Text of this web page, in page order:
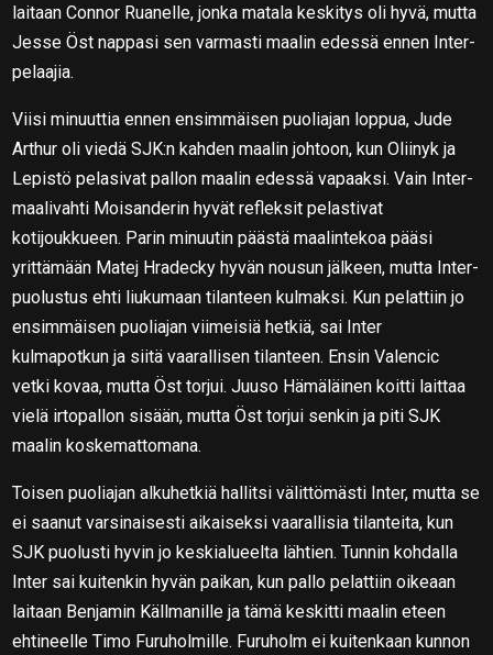
laitaan Connor Ruanelle, jonka matala keskitys oli hyvä, mutta
Jesse Öst nappasi sen varmasti maalin edessä ennen Inter-
pelaajia.
Viisi minuuttia ennen ensimmäisen puoliajan loppua, Jude
Arthur oli viedä SJK:n kahden maalin johtoon, kun Oliinyk ja
Lepistö pelasivat pallon maalin edessä vapaaksi. Vain Inter-
maalivahti Moisanderin hyvät refleksit pelastivat
kotijoukkueen. Parin minuutin päästä maalintekoa pääsi
yrittämään Matej Hradecky hyvän nousun jälkeen, mutta Inter-
puolustus ehti liukumaan tilanteen kulmaksi. Kun pelattiin jo
ensimmäisen puoliajan viimeisiä hetkiä, sai Inter
kulmapotkun ja siitä vaarallisen tilanteen. Ensin Valencic
vetki kovaa, mutta Öst torjui. Juuso Hämäläinen koitti laittaa
vielä irtopallon sisään, mutta Öst torjui senkin ja piti SJK
maalin koskemattomana.
Toisen puoliajan alkuhetkiä hallitsi välittömästi Inter, mutta se
ei saanut varsinaisesti aikaiseksi vaarallisia tilanteita, kun
SJK puolusti hyvin jo keskialueelta lähtien. Tunnin kohdalla
Inter sai kuitenkin hyvän paikan, kun pallo pelattiin oikeaan
laitaan Benjamin Källmanille ja tämä keskitti maalin eteen
ehtineelle Timo Furuholmille. Furuholm ei kuitenkaan kunnon